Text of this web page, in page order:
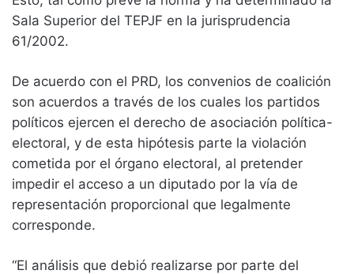
Sala Superior del TEPJF en la jurisprudencia
61/2002.
De acuerdo con el PRD, los convenios de coalición
son acuerdos a través de los cuales los partidos
políticos ejercen el derecho de asociación política-
electoral, y de esta hipótesis parte la violación
cometida por el órgano electoral, al pretender
impedir el acceso a un diputado por la vía de
representación proporcional que legalmente
corresponde.
“El análisis que debió realizarse por parte del